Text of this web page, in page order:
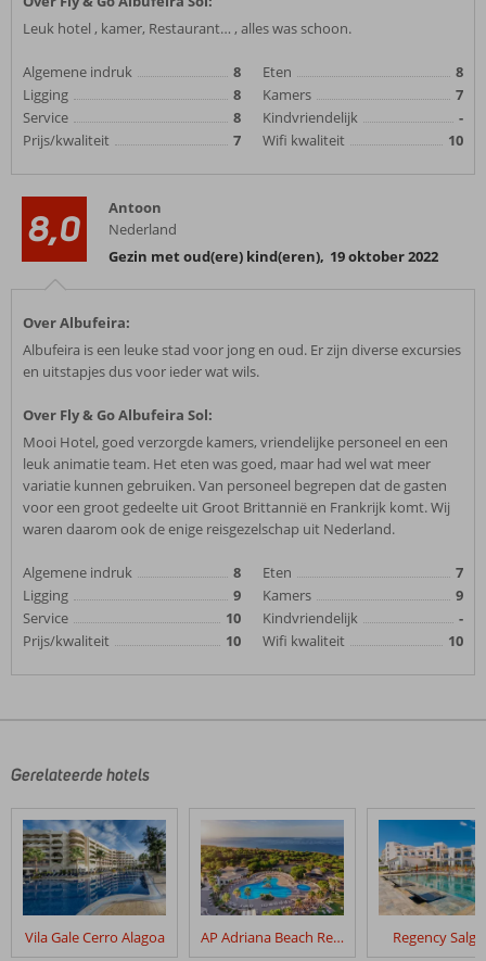
Leuk hotel , kamer, Restaurant… , alles was schoon.
Algemene indruk
8
Ligging
8
Service
8
Prijs/kwaliteit
7
Eten
8
Kamers
7
Kindvriendelijk
-
Wifi kwaliteit
10
8,0
Antoon
Nederland
Gezin met oud(ere) kind(eren), 19 oktober 2022
Over Albufeira:
Albufeira is een leuke stad voor jong en oud. Er zijn diverse excursies
en uitstapjes dus voor ieder wat wils.
Over Fly & Go Albufeira Sol:
Mooi Hotel, goed verzorgde kamers, vriendelijke personeel en een
leuk animatie team. Het eten was goed, maar had wel wat meer
variatie kunnen gebruiken. Van personeel begrepen dat de gasten
voor een groot gedeelte uit Groot Brittannië en Frankrijk komt. Wij
waren daarom ook de enige reisgezelschap uit Nederland.
Algemene indruk
8
Ligging
9
Service
10
Prijs/kwaliteit
10
Eten
7
Kamers
9
Kindvriendelijk
-
Wifi kwaliteit
10
Gerelateerde hotels
Vila Gale Cerro Alagoa AP Adriana Beach Resort Regency